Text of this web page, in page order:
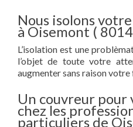
Nous isolons
à Oisemont (
L’isolation est une
l’objet de toute votre
augmenter sans raison
Un couvreur
chez les
particuliers de